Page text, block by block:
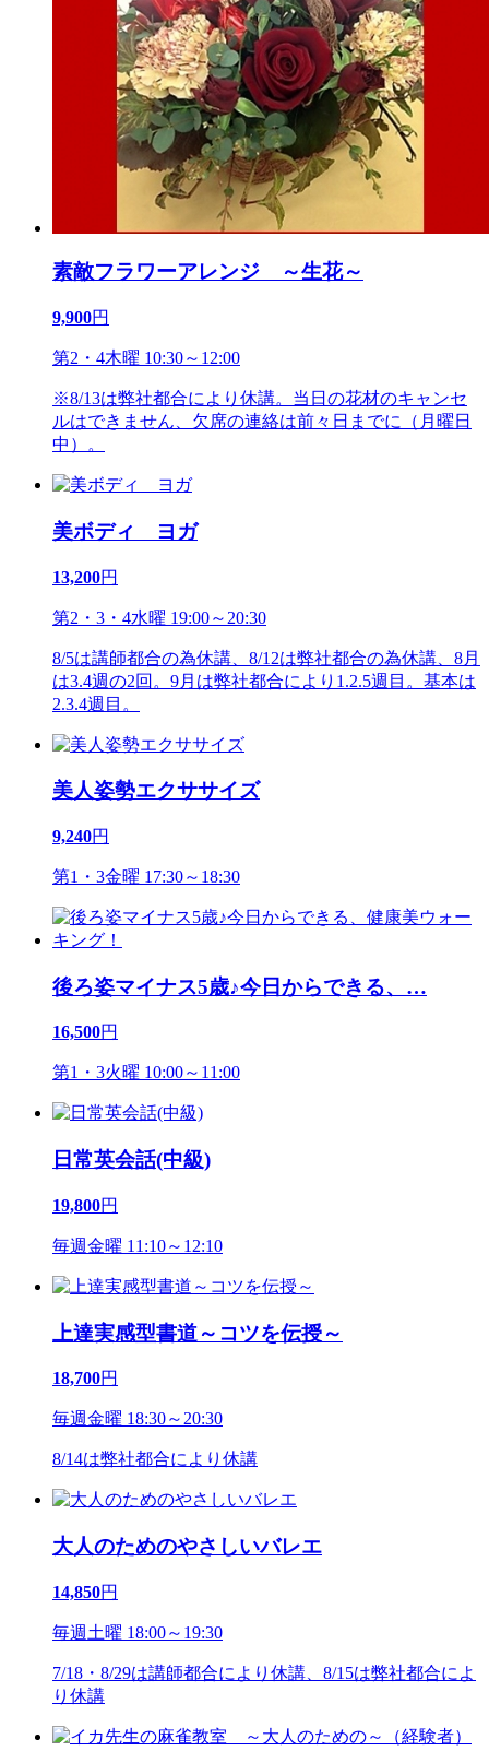
素敵フラワーアレンジ ～生花～
9,900円
第2・4木曜 10:30～12:00
※8/13は弊社都合により休講。当日の花材のキャンセ
ルはできません、欠席の連絡は前々日までに（月曜日
中）。
美ボディ ヨガ
13,200円
第2・3・4水曜 19:00～20:30
8/5は講師都合の為休講、8/12は弊社都合の為休講、8月
は3.4週の2回。9月は弊社都合により1.2.5週目。基本は
2.3.4週目。
美人姿勢エクササイズ
9,240円
第1・3金曜 17:30～18:30
後ろ姿マイナス5歳♪今日からできる、 …
16,500円
第1・3火曜 10:00～11:00
日常英会話(中級)
19,800円
毎週金曜 11:10～12:10
上達実感型書道～コツを伝授～
18,700円
毎週金曜 18:30～20:30
8/14は弊社都合により休講
大人のためのやさしいバレエ
14,850円
毎週土曜 18:00～19:30
7/18・8/29は講師都合により休講、8/15は弊社都合によ
り休講